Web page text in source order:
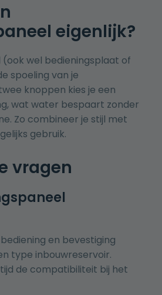
eigenlijk?
(ook wel bedieningsplaat of
spoeling van je
knoppen kies je een
wat water bespaart zonder
Zo combineer je stijl met
gebruik.
vragen
en bevestiging
type inbouwreservoir.
de compatibiliteit bij het